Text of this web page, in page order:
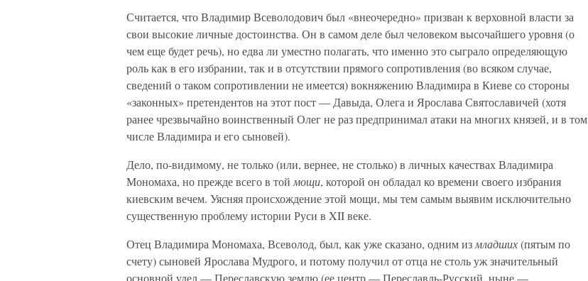
Считается, что Владимир Всеволодович был «внеочередно» призван к верховной власти за
свои высокие личные достоинства. Он в самом деле был человеком высочайшего уровня (о
чем еще будет речь), но едва ли уместно полагать, что именно это сыграло определяющую
роль как в его избрании, так и в отсутствии прямого сопротивления (во всяком случае,
сведений о таком сопротивлении не имеется) вокняжению Владимира в Киеве со стороны
«законных» претендентов на этот пост — Давыда, Олега и Ярослава Святославичей (хотя
ранее чрезвычайно воинственный Олег не раз предпринимал атаки на многих князей, и в том
числе Владимира и его сыновей).
Дело, по-видимому, не только (или, вернее, не столько) в личных качествах Владимира
Мономаха, но прежде всего в той мощи, которой он обладал ко времени своего избрания
киевским вечем. Уясняя происхождение этой мощи, мы тем самым выявим исключительно
существенную проблему истории Руси в XII веке.
Отец Владимира Мономаха, Всеволод, был, как уже сказано, одним из младших(пятым по
счету) сыновей Ярослава Мудрого, и потому получил от отца не столь уж значительный
основной удел — Переславскую землю (ее центр — Переславль-Русский, ныне —